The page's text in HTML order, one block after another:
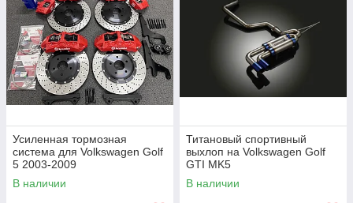
Усиленная тормозная
система для Volkswagen Golf
5 2003-2009
В наличии
Титановый спортивный
выхлоп на Volkswagen Golf
GTI MK5
В наличии